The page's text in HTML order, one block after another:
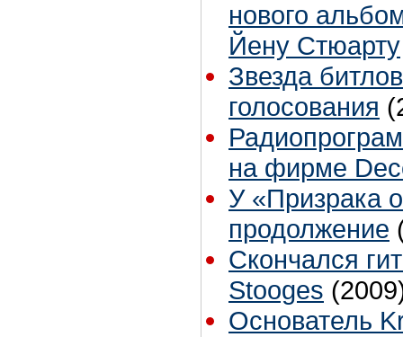
нового
Йену Стюарту
Звезда
голосования
на фирме
У «Призрака
продолжение
Скончался
Stooges
Основатель